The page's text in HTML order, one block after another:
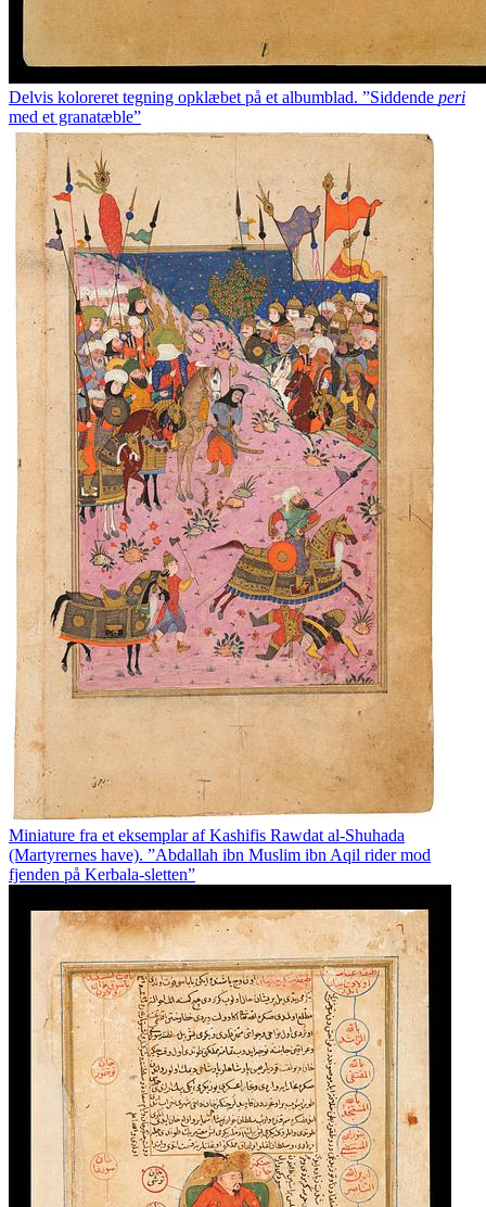
Delvis koloreret tegning opklæbet på et albumblad. ”Siddende peri
med et granatæble”
Miniature fra et eksemplar af Kashifis Rawdat al-Shuhada
(Martyrernes have). ”Abdallah ibn Muslim ibn Aqil rider mod
fjenden på Kerbala-sletten”